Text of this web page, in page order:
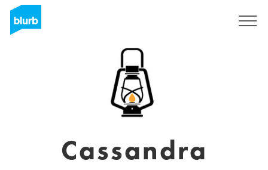
Cassandra